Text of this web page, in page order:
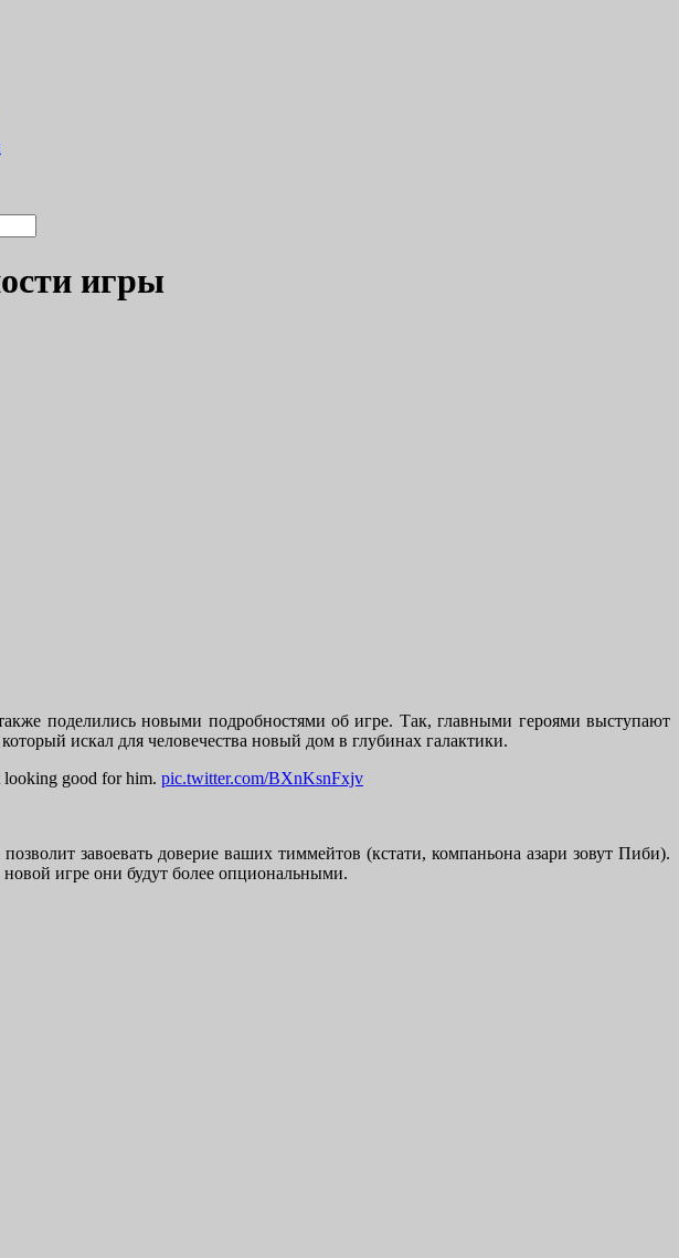
игры
поделились новыми подробностями об игре. Так, главными героями выступают
искал для человечества новый дом в глубинах галактики.
looking good for him. pic.twitter.com/BXnKsnFxjv
завоевать доверие ваших тиммейтов (кстати, компаньона азари зовут Пиби).
игре они будут более опциональными.